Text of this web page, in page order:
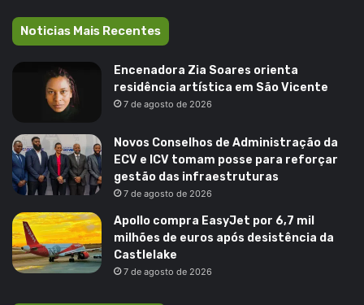
Noticias Mais Recentes
Encenadora Zia Soares orienta
residência artística em São Vicente
7 de agosto de 2026
Novos Conselhos de Administração da
ECV e ICV tomam posse para reforçar
gestão das infraestruturas
7 de agosto de 2026
Apollo compra EasyJet por 6,7 mil
milhões de euros após desistência da
Castlelake
7 de agosto de 2026